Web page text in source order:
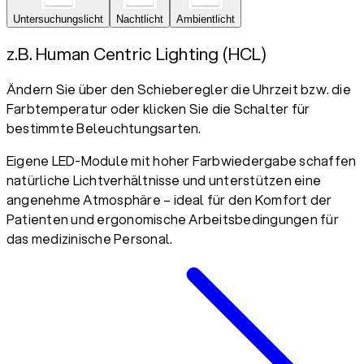
Untersuchungslicht Nachtlicht Ambientlicht
z.B. Human Centric Lighting (HCL)
Ändern Sie über den Schieberegler die Uhrzeit bzw. die
Farbtemperatur oder klicken Sie die Schalter für
bestimmte Beleuchtungsarten.
Eigene LED-Module mit hoher Farbwiedergabe schaffen
natürliche Lichtverhältnisse und unterstützen eine
angenehme Atmosphäre – ideal für den Komfort der
Patienten und ergonomische Arbeitsbedingungen für
das medizinische Personal.